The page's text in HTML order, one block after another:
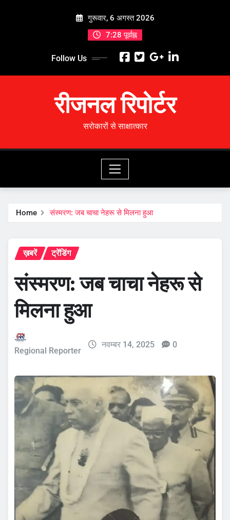
गुरूवार, 6 अगस्त 2026
7:28 पूर्वाह्न
Follow Us
रीजनल रिपोर्टर
सरोकारों से साक्षात्कार
Home संस्मरण: जब चाचा नेहरू से मिलना हुआ
ख़बरें ट्रेंडिंग
संस्मरण: जब चाचा नेहरू से
मिलना हुआ
Regional Reporter
नवम्बर 14, 2025 0